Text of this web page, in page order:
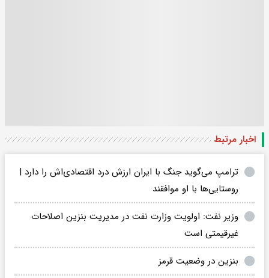
اخبار مرتبط
ترامپ می‌گوید جنگ با ایران ارزش درد اقتصادی‌اش را دارد |
روستایی‌ها با او موافقند
وزیر نفت: اولویت وزارت نفت در مدیریت بنزین اصلاحات
غیرقیمتی است
بنزین در وضعیت قرمز